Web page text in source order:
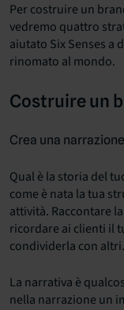
Per costruire un
vedremo quattro
aiutato Six Senses a
rinomato al mondo.
Costruire un
Crea una
Qual è la storia del
come è nata la tua
attività. Raccontare
ricordare ai clienti il
condividerla con altri.
La narrativa è
nella narrazione un